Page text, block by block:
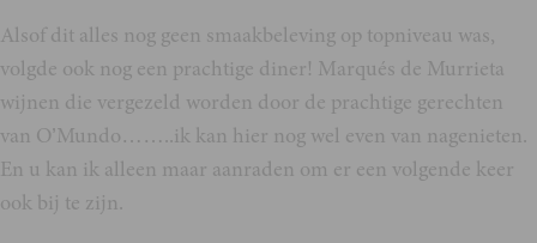
Alsof dit alles nog geen smaakbeleving op topniveau was,
volgde ook nog een prachtige diner! Marqués de Murrieta
wijnen die vergezeld worden door de prachtige gerechten
van O’Mundo……..ik kan hier nog wel even van nagenieten.
En u kan ik alleen maar aanraden om er een volgende keer
ook bij te zijn.